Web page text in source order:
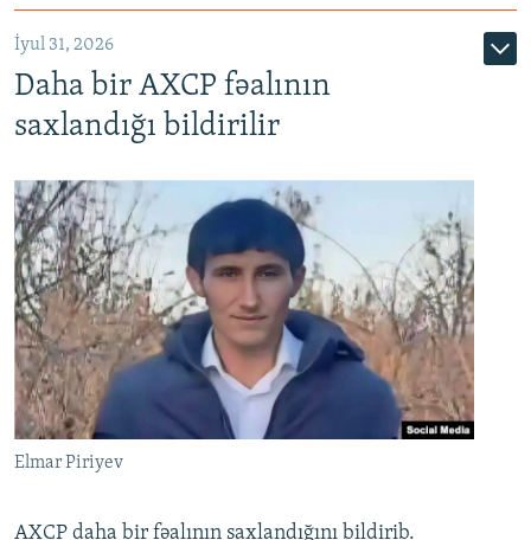
İyul 31, 2026
Daha bir AXCP fəalının
saxlandığı bildirilir
Elmar Piriyev
AXCP daha bir fəalının saxlandığını bildirib.